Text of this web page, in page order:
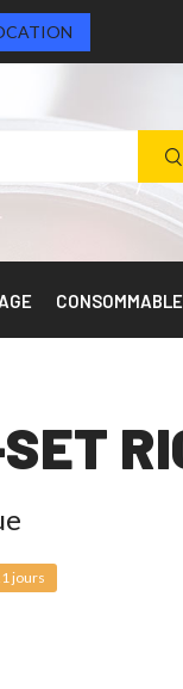
CONSOMMABLE
jours